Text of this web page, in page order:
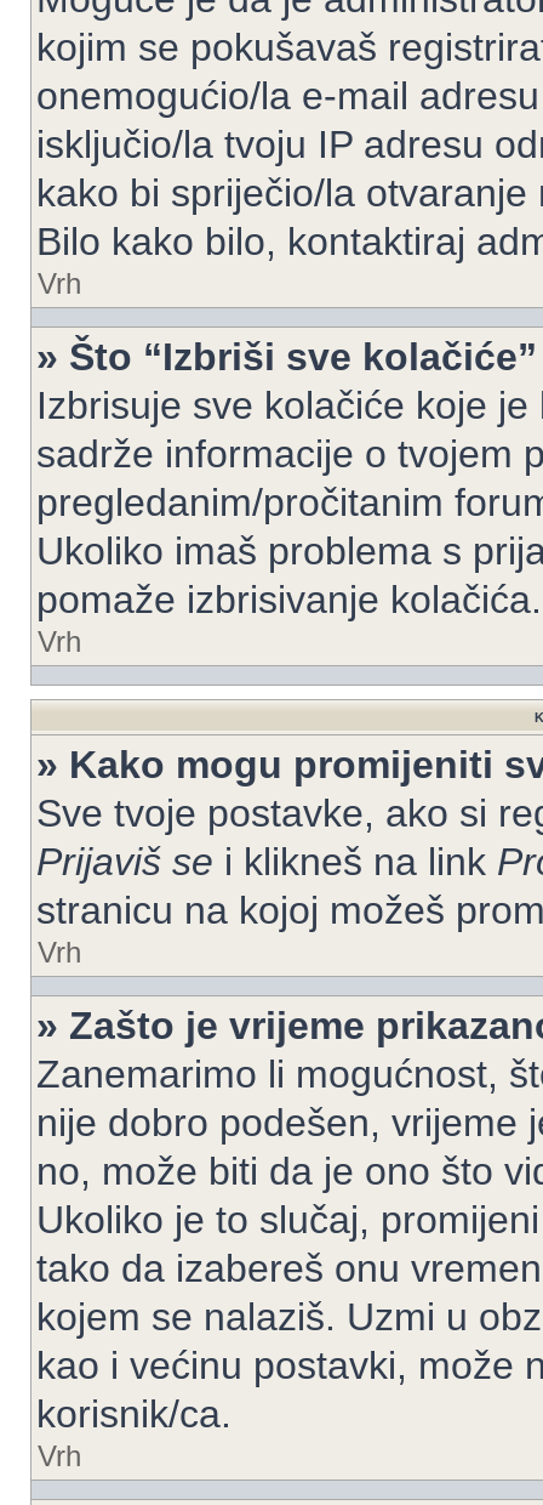
kojim se pokušavaš
onemogućio/la e-mail
isključio/la tvoju IP adresu
kako bi spriječio/la
Bilo kako bilo, kontaktiraj
Vrh
» Što “Izbriši sve
Izbrisuje sve kolačiće koje
sadrže informacije o tvojem
pregledanim/pročitanim
Ukoliko imaš problema s
pomaže izbrisivanje kolačića.
Vrh
» Kako mogu promijeniti
Sve tvoje postavke, ako si
Prijaviš se i klikneš na link
stranicu na kojoj možeš
Vrh
» Zašto je vrijeme
Zanemarimo li mogućnost,
nije dobro podešen, vrijeme
no, može biti da je ono što
Ukoliko je to slučaj,
tako da izabereš onu
kojem se nalaziš. Uzmi u
kao i većinu postavki, može
korisnik/ca.
Vrh